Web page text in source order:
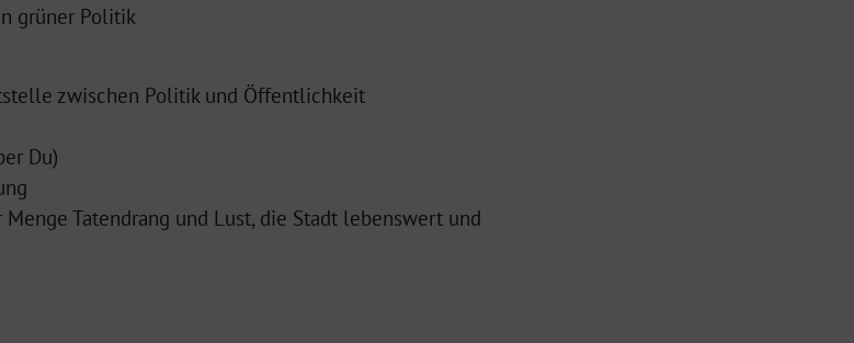
grüner Politik
zwischen Politik und Öffentlichkeit
Du)
Tatendrang und Lust, die Stadt lebenswert und